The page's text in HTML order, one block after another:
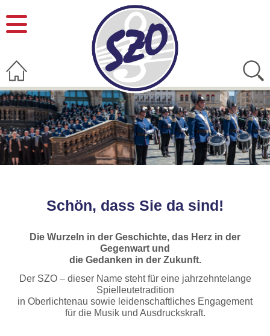
Schön, dass Sie da sind!
Die Wurzeln in der Geschichte, das Herz in der
Gegenwart und
die Gedanken in der Zukunft.
Der SZO – dieser Name steht für eine jahrzehntelange
Spielleutetradition
in Oberlichtenau sowie leidenschaftliches Engagement
für die Musik und Ausdruckskraft.